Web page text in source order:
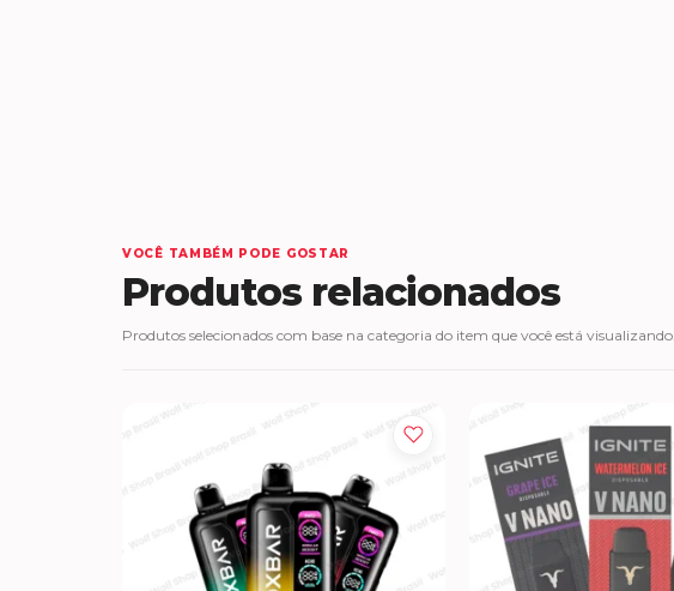
VOCÊ TAMBÉM PODE GOSTAR
Produtos relacionados
Produtos selecionados com base na categoria do item que você está visualizando.